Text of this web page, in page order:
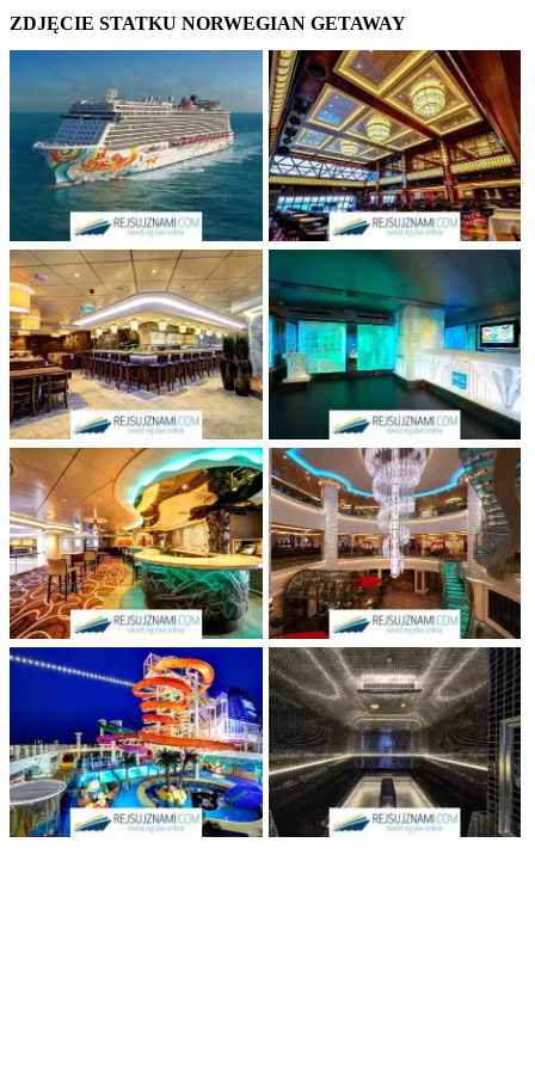
ZDJĘCIE STATKU NORWEGIAN GETAWAY